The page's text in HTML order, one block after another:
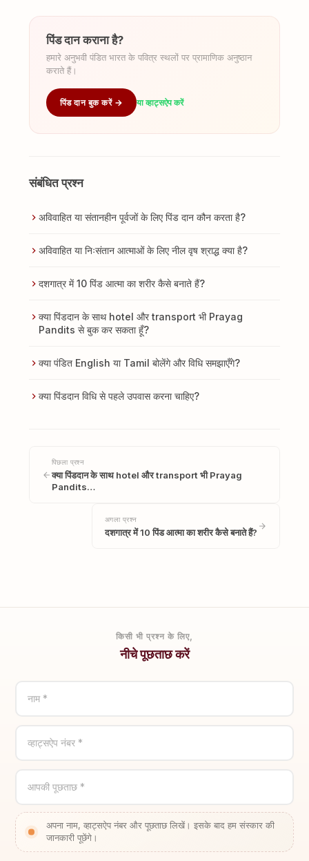
पिंड दान कराना है?
हमारे अनुभवी पंडित भारत के पवित्र स्थलों पर प्रामाणिक अनुष्ठान
कराते हैं।
पिंड दान बुक करें → या व्हाट्सऐप करें
संबंधित प्रश्न
अविवाहित या संतानहीन पूर्वजों के लिए पिंड दान कौन करता है?
अविवाहित या निःसंतान आत्माओं के लिए नील वृष श्राद्ध क्या है?
दशगात्र में 10 पिंड आत्मा का शरीर कैसे बनाते हैं?
क्या पिंडदान के साथ hotel और transport भी Prayag
Pandits से बुक कर सकता हूँ?
क्या पंडित English या Tamil बोलेंगे और विधि समझाएँगे?
क्या पिंडदान विधि से पहले उपवास करना चाहिए?
पिछला प्रश्न
क्या पिंडदान के साथ hotel और transport भी Prayag
Pandits…
अगला प्रश्न
दशगात्र में 10 पिंड आत्मा का शरीर कैसे बनाते हैं?
किसी भी प्रश्न के लिए,
नीचे पूछताछ करें
नाम *
व्हाट्सऐप नंबर *
आपकी पूछताछ *
अपना नाम, व्हाट्सऐप नंबर और पूछताछ लिखें। इसके बाद हम संस्कार की
जानकारी पूछेंगे।